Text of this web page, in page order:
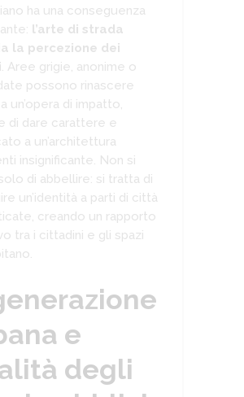
ha una conseguenza
l’arte di strada
la percezione dei
. Aree grigie, anonime o
possono rinascere
un’opera di impatto,
di dare carattere e
a un’architettura
insignificante. Non si
di abbellire: si tratta di
un’identità a parti di città
creando un rapporto
tra i cittadini e gli spazi
e
degli